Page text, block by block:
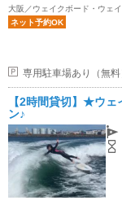
大阪／ウェイクボード・ウェ
ネット予約OK
専用駐車場あり（無
【2時間貸切】★ウ
ン♪